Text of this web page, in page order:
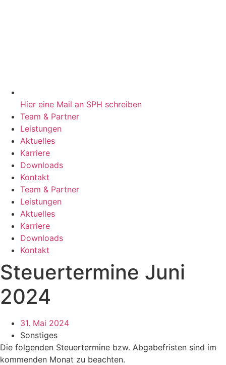
Hier eine Mail an SPH schreiben
Team & Partner
Leistungen
Aktuelles
Karriere
Downloads
Kontakt
Team & Partner
Leistungen
Aktuelles
Karriere
Downloads
Kontakt
Steuertermine Juni
2024
31. Mai 2024
Sonstiges
Die folgenden Steuertermine bzw. Abgabefristen sind im
kommenden Monat zu beachten.